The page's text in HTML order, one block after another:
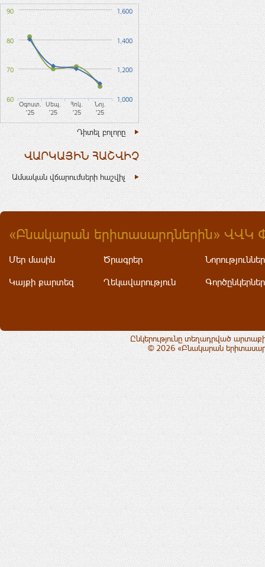
Օգոստ.
'25
Սեպ.
'25
Հոկ.
'25
Նոյ.
'25
60
70
80
90
1,000
1,200
1,400
1,600
Դիտել բոլորը
ՎԱՐԿԱՅԻՆ ՀԱՇՎԻՉ
Ամսական վճարումների հաշվիչ
«Բնակարան երիտասարդներին» ՎՎԿ
Մեր մասին
Կայքի քարտեզ
Ծրագրեր
Ղեկավարություն
Նորություններ
Գործընկերներ
Ընկերությունը տեղադրված
© 2026 «Բնակարան